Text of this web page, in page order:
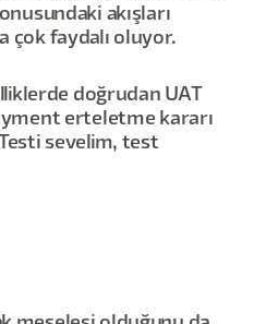
akışları
çok faydalı oluyor.
doğrudan UAT
erteletme kararı
sevelim, test